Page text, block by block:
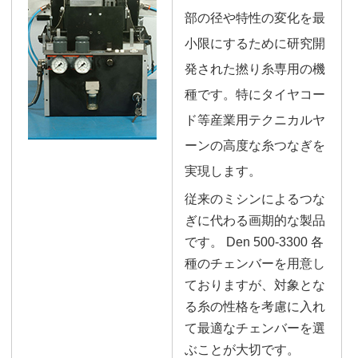
部の径や特性の変化を最
小限にするために研究開
発された撚り糸専用の機
種です。特にタイヤコー
ド等産業用テクニカルヤ
ーンの高度な糸つなぎを
実現します。
従来のミシンによるつな
ぎに代わる画期的な製品
です。 Den 500-3300 各
種のチェンバーを用意し
ておりますが、対象とな
る糸の性格を考慮に入れ
て最適なチェンバーを選
ぶことが大切です。